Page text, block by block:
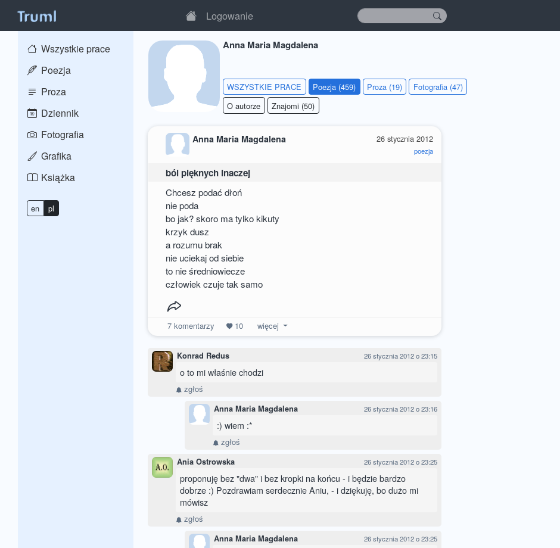
Logowanie
Wszystkie prace
Poezja
Proza
Dziennik
Fotografia
Grafika
Książka
en pl
Anna Maria Magdalena
WSZYSTKIE PRACE Poezja (459) Proza (19)
Fotografia (47)
O autorze
Znajomi (50)
26 stycznia 2012
poezja
Anna Maria Magdalena
ból pięknych inaczej
Chcesz podać dłoń
nie poda
bo jak? skoro ma tylko kikuty
krzyk dusz
a rozumu brak
nie uciekaj od siebie
to nie średniowiecze
człowiek czuje tak samo
7komentarzy 10 więcej
Konrad Redus 26 stycznia 2012 o 23:15
o to mi właśnie chodzi
zgłoś
Anna Maria Magdalena 26 stycznia 2012 o 23:16
:) wiem :*
zgłoś
Ania Ostrowska 26 stycznia 2012 o 23:25
proponuję bez "dwa" i bez kropki na końcu - i będzie bardzo
dobrze :) Pozdrawiam serdecznie Aniu, - i dziękuję, bo dużo mi
mówisz
zgłoś
Anna Maria Magdalena 26 stycznia 2012 o 23:25